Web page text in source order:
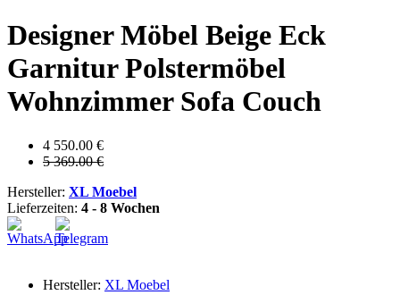
Designer Möbel Beige Eck
Garnitur Polstermöbel
Wohnzimmer Sofa Couch
4 550.00 €
5 369.00 €
Hersteller: XL Moebel
Lieferzeiten: 4 - 8 Wochen
Hersteller: XL Moebel